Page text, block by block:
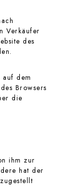
Verkäufer
des
dem
Browsers
die
ihm zur
hat der